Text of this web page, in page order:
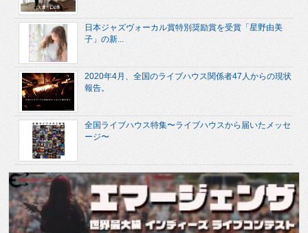
日本ジャズヴォーカル賞特別奨励賞を受賞「星野由美
子」の新...
2020年4月、全国のライブハウス関係者47人からの現状
報告。
全国ライブハウス特集〜ライブハウスから届いたメッセ
ージ〜